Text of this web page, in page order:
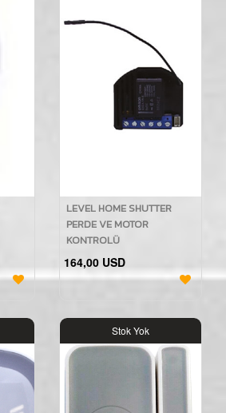
LEVEL HOME SHUTTER
PERDE VE MOTOR
KONTROLÜ
164,00 USD
Stok Yok